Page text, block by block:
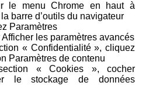
le menu Chrome en haut à
barre d’outils du navigateur
Paramètres
les paramètres avancés
« Confidentialité », cliquez
Paramètres de contenu
« Cookies », cocher
le stockage de données